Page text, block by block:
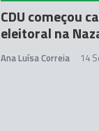
CDU começou
eleitoral na
Ana Luísa Correia 14